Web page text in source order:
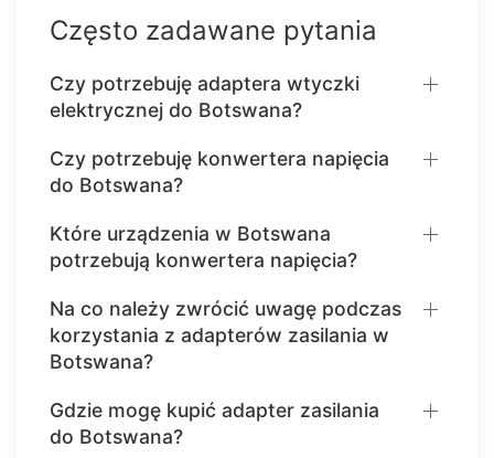
Często zadawane pytania
Czy potrzebuję adaptera wtyczki
elektrycznej do Botswana?
Czy potrzebuję konwertera napięcia
do Botswana?
Które urządzenia w Botswana
potrzebują konwertera napięcia?
Na co należy zwrócić uwagę podczas
korzystania z adapterów zasilania w
Botswana?
Gdzie mogę kupić adapter zasilania
do Botswana?